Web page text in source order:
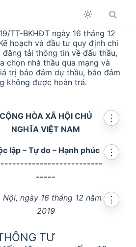
TT-BKHĐT ngày 16 tháng 12
hoạch và đầu tư quy định chi
tải thông tin về đấu thầu,
chọn nhà thầu qua mạng và
trị bảo đảm dự thầu, bảo đảm
không được hoàn trả.
CỘNG HÒA XÃ HỘI CHỦ
NGHĨA VIỆT NAM
⋮
lập – Tự do – Hạnh phúc
-----
⋮
Nội, ngày 16 tháng 12 năm
2019
⋮
TƯ